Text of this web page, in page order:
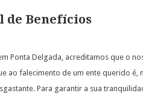
de Benefícios
Ponta Delgada, acreditamos que o
ao falecimento de um ente querido
Para garantir a sua